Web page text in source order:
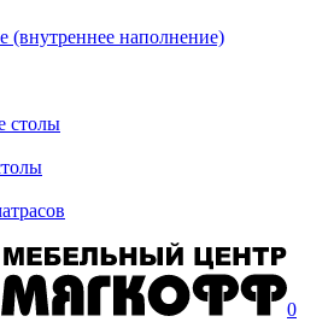
(внутреннее наполнение)
столы
0